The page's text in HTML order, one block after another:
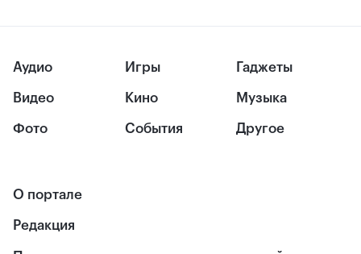
Аудио
Видео
Фото
Игры
Кино
События
Гаджеты
Музыка
Другое
О портале
Редакция